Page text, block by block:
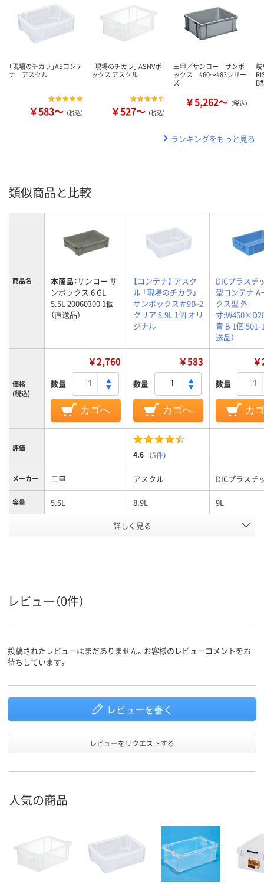
「現場のチカラ」ASコンテ
ナ アスクル
￥583～ （税込）
「現場のチカラ」 ASNVボ
ックス アスクル
￥527～ （税込）
三甲／サンコー サンボ
ックス #60～#83シリー
ズ
￥5,262～ （税込）
岐
B
ランキングをもっと見る
類似商品と比較
商品名 本商品：サンコー サ
ンボックス 6 GL
5.5L 20060300 1個
（直送品）
【コンテナ】 アスク
ル 「現場のチカラ」
サンボックス＃9B-2
クリア 8.9L 1個 オリ
ジナル
DICプラスチ
型コンテナ A
クス型 外
寸
青 B 1個 501-
送品）
価格
(税込)
￥2,760
数量
カゴへ
￥583
数量
カゴへ
数量
カ
評価
4.6 （5件）
メーカー 三甲 アスクル DICプラスチ
容量 5.5L 8.9L 9L
ポリプロピレン
スコア
詳しく見る
レビュー（0件）
投稿されたレビューはまだありません。お客様のレビューコメントをお
待ちしています。
レビューを書く
レビューをリクエストする
人気の商品